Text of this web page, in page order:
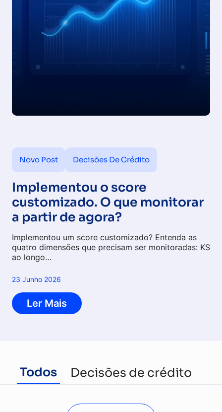
Novo Post Decisões De Crédito
Implementou o score
customizado. O que monitorar
a partir de agora?
Implementou um score customizado? Entenda as
quatro dimensões que precisam ser monitoradas: KS
ao longo…
23 Junho 2026
Ler Mais
Todos Decisões de crédito